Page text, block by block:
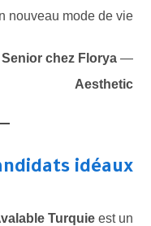
mode de vie. »
—
chez Florya
Aesthetic
idéaux ?
Turquieest un